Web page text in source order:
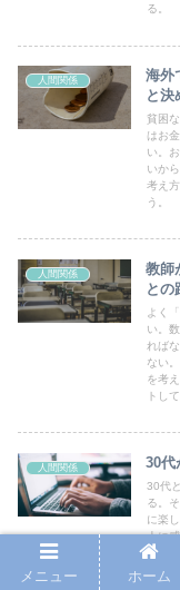
る。
人間関係
海外
と決
貧困
はお
い。
いか
考え
う。
人間関係
教師
との
よく
い。
れば
ない
を考
トし
人間関係 30代
30代
る。
に楽
人に
ミソ
の暗
メニュー ホーム